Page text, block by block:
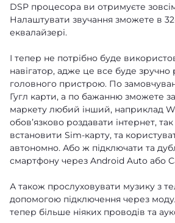
DSP процесора ви отримуєте
Налаштувати звучання зможете в
еквалайзері.
І тепер не потрібно буде
навігатор, адже це все буде зручно
головного пристрою. По
Гугл карти, а по бажанню зможете
маркету любий інший, наприклад
обовʼязково роздавати інтернет,
встановити Sim-карту, та
автономно. Або ж підключати та
смартфону через Android Auto або
А також прослуховувати музику з
допомогою підключення через
тепер більше ніяких проводів та